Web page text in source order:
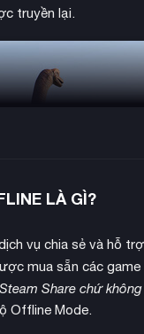
truyền lại.
LÀ GÌ?
vụ chia sẻ và hỗ
mua sẵn các
Share chứ
Offline Mode.